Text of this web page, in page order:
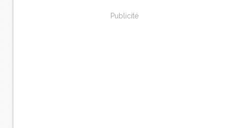
Publicité